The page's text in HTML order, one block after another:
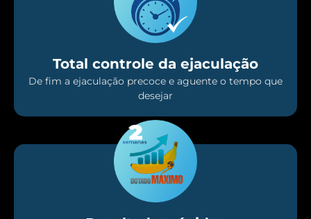
Total controle da ejaculação
De fim a ejaculação precoce e aguente o tempo que
desejar